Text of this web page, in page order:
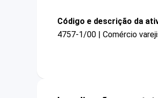
Código e descrição da
4757-1/00 | Comércio